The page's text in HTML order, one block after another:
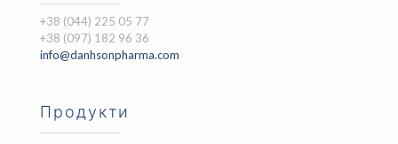
+38 (044) 225 05 77
+38 (097) 182 96 36
info@danhsonpharma.com
Продукти